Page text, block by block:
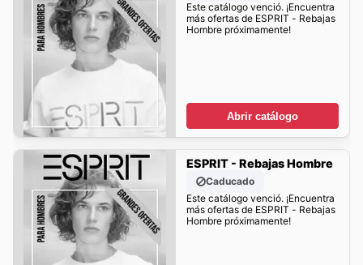
Este catálogo venció. ¡Encuentra
más ofertas de ESPRIT - Rebajas
Hombre próximamente!
Abrir catálogo
ESPRIT - Rebajas Hombre
Caducado
Este catálogo venció. ¡Encuentra
más ofertas de ESPRIT - Rebajas
Hombre próximamente!